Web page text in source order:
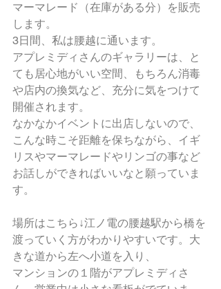
マーマレード（在庫がある分）を販売
します。
3日間、私は腰越に通います。
アプレミディさんのギャラリーは、と
ても居心地がいい空間、もちろん消毒
や店内の換気など、充分に気をつけて
開催されます。
なかなかイベントに出店しないので、
こんな時こそ距離を保ちながら、イギ
リスやマーマレードやリンゴの事など
お話しができればいいなと願っていま
す。
場所はこちら↓江ノ電の腰越駅から橋を
渡っていく方がわかりやすいです。大
きな道から左へ小道を入り、
マンションの１階がアプレミディさ